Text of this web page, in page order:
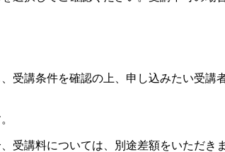
受講条件を確認の上、申し込みたい受講
受講料については、別途差額をいただきま